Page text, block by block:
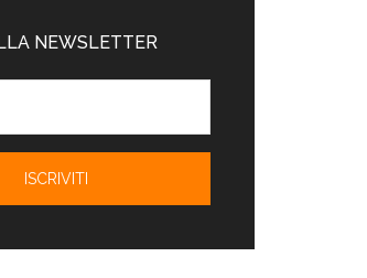
NEWSLETTER